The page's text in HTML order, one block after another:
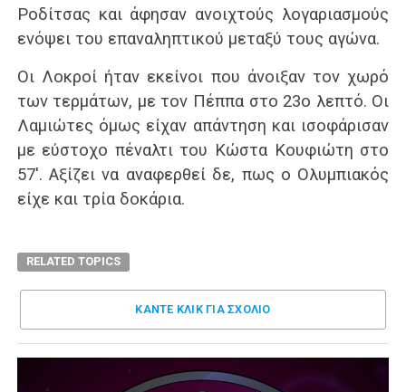
Ροδίτσας και άφησαν ανοιχτούς λογαριασμούς
ενόψει του επαναληπτικού μεταξύ τους αγώνα.
Οι Λοκροί ήταν εκείνοι που άνοιξαν τον χωρό
των τερμάτων, με τον Πέππα στο 23ο λεπτό. Οι
Λαμιώτες όμως είχαν απάντηση και ισοφάρισαν
με εύστοχο πέναλτι του Κώστα Κουφιώτη στο
57′. Αξίζει να αναφερθεί δε, πως ο Ολυμπιακός
είχε και τρία δοκάρια.
RELATED TOPICS
ΚΑΝΤΕ ΚΛΊΚ ΓΙΑ ΣΧΌΛΙΟ